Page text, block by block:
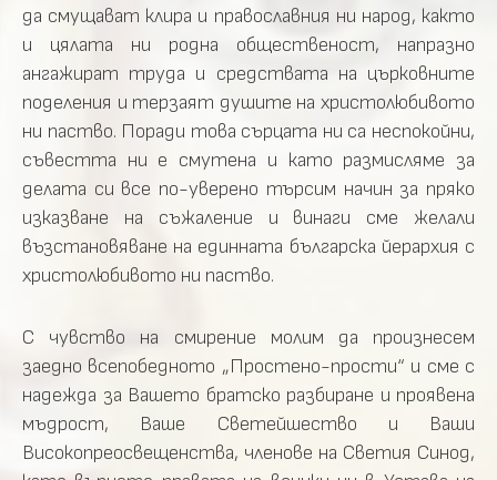
да смущават клира и православния ни народ, както
и цялата ни родна общественост, напразно
ангажират труда и средствата на църковните
поделения и терзаят душите на христолюбивото
ни паство. Поради това сърцата ни са неспокойни,
съвестта ни е смутена и като размисляме за
делата си все по-уверено търсим начин за пряко
изказване на съжаление и винаги сме желали
възстановяване на единната българска йерархия с
христолюбивото ни паство.
С чувство на смирение молим да произнесем
заедно всепобедното „Простено-прости“ и сме с
надежда за Вашето братско разбиране и проявена
мъдрост, Ваше Светейшество и Ваши
Високопреосвещенства, членове на Светия Синод,